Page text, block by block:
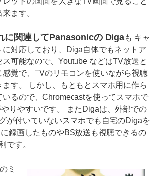
来ます。
に関連してPanasonicの Digaも キャ
に対応しており、Diga自体でもネットア
ス可能なので、Youtube などはTV放送と
感覚で、TVのリモコンを使いながら視聴
ます。 しかし、もともとスマホ用に作ら
いるので、Chromecastを使ってスマホで
りやすいです。 またDigaは、外部での
が付いていないスマホでも自宅のDigaを
録画したものやBS放送も視聴できるの
です。
ミ